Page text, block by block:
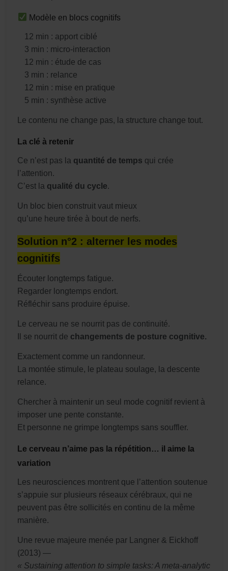
Modèle en blocs cognitifs
12 min : apport ciblé
3 min : micro-interaction
12 min : étude de cas
3 min : relance
12 min : mise en pratique
5 min : synthèse active
Le contenu ne change pas, la structure change tout.
La clé à retenir
Ce n’est pas la quantité de temps qui crée
l’attention.
C’est la qualité du cycle.
Un bloc bien construit vaut mieux
qu’une heure tirée à bout de nerfs.
Solution n°2 : alterner les modes
cognitifs
Écouter longtemps fatigue.
Regarder longtemps endort.
Réfléchir sans produire épuise.
Le cerveau ne se nourrit pas de continuité.
Il se nourrit de changements de posture cognitive.
Exactement comme un randonneur.
La montée stimule, le plateau soulage, la descente
relance.
Chercher à maintenir un seul mode cognitif revient à
imposer une pente constante.
Et personne ne grimpe longtemps sans souffler.
Le cerveau n’aime pas la répétition… il aime la
variation
Les neurosciences montrent que l’attention soutenue
s’appuie sur plusieurs réseaux cérébraux, qui ne
peuvent pas être sollicités en continu de la même
manière.
Une revue majeure menée par Langner & Eickhoff
(2013) —
« Sustaining attention to simple tasks: A meta-analytic